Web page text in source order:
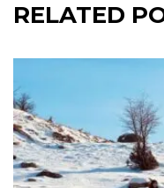
RELATED